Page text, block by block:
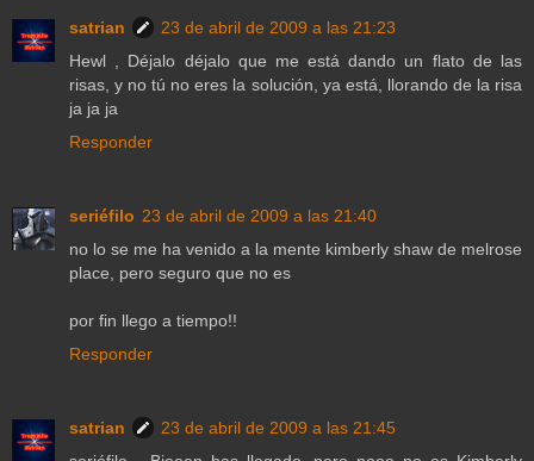
satrian
23 de abril de 2009 a las 21:23
Hewl , Déjalo déjalo que me está dando un flato de las
risas, y no tú no eres la solución, ya está, llorando de la risa
ja ja ja
Responder
seriéfilo 23 de abril de 2009 a las 21:40
no lo se me ha venido a la mente kimberly shaw de melrose
place, pero seguro que no es
por fin llego a tiempo!!
Responder
satrian
23 de abril de 2009 a las 21:45